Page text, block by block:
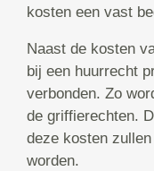
kosten een vast
Naast de kosten
bij een huurrecht
verbonden. Zo
de griffierechten.
deze kosten
worden.